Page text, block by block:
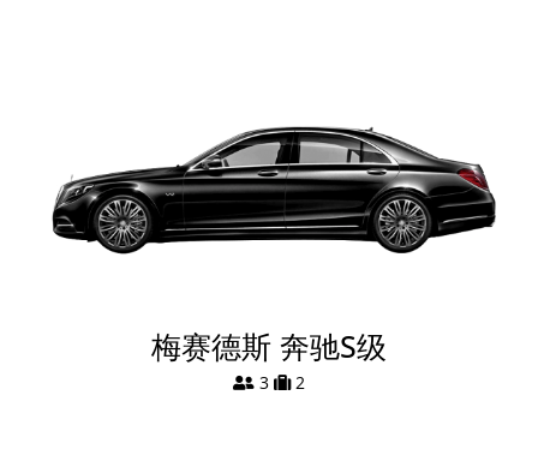
梅赛德斯 奔驰S级
3 2